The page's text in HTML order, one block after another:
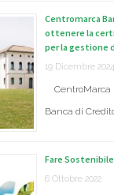
Centromarca
ottenere la
per la gestione
19 Dicembre 2024
CentroMarca
Banca di
Fare Sostenibile
6 Ottobre 2022